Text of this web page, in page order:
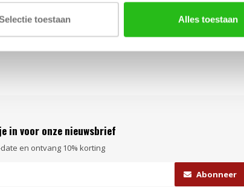
toestaan Alles toestaan
in voor onze nieuwsbrief
en ontvang 10% korting
Abonneer